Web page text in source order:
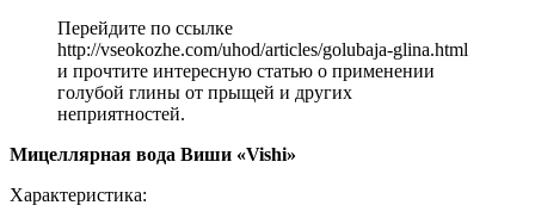
Перейдите по ссылке
http://vseokozhe.com/uhod/articles/golubaja-glina.html
и прочтите интересную статью о применении
голубой глины от прыщей и других
неприятностей.
Мицеллярная вода Виши «Vishi»
Характеристика: